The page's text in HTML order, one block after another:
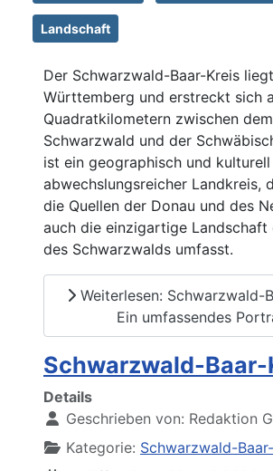
Landschaft
Der Schwarzwald-Baar-Kreis
Württemberg und erstreckt sich
Quadratkilometern zwischen dem
Schwarzwald und der
ist ein geographisch und kulturell
abwechslungsreicher Landkreis,
die Quellen der Donau und des
auch die einzigartige Landschaft
des Schwarzwalds umfasst.
Weiterlesen: Schwarzwald-
Ein umfassendes
Schwarzwald-Baar-
Details
Geschrieben von: Redaktion
Kategorie: Schwarzwald-